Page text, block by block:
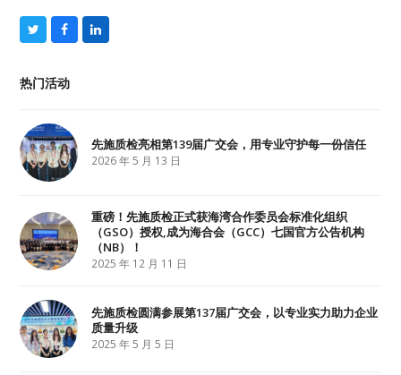
T
w
t
t
F
a
b
L
i
热门活动
先施质检亮相第139届广交会，用专业守护每一份信任
2026 年 5 月 13 日
重磅！先施质检正式获海湾合作委员会标准化组织
（GSO）授权,成为海合会（GCC）七国官方公告机构
（NB）！
2025 年 12 月 11 日
先施质检圆满参展第137届广交会，以专业实力助力企业
质量升级
2025 年 5 月 5 日